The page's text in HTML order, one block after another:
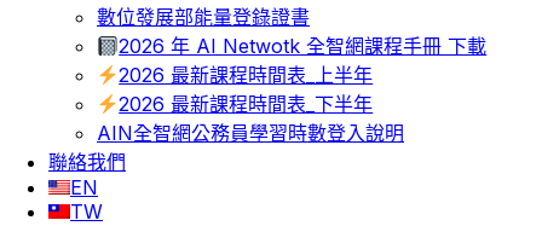
數位發展部能量登錄證書
2026 年 AI Netwotk 全智網課程手冊 下載
2026 最新課程時間表_上半年
2026 最新課程時間表_下半年
AIN全智網公務員學習時數登入說明
聯絡我們
EN
TW